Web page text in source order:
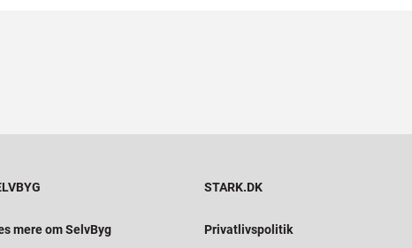
mere om SelvByg
STARK.DK
Privatlivspolitik